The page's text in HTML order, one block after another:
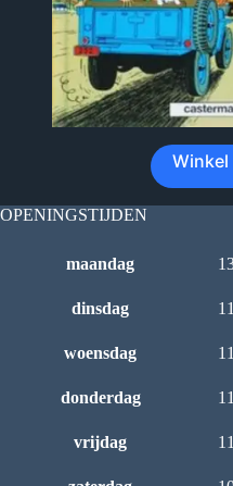
Winkel
OPENINGSTIJDEN
maandag
dinsdag
woensdag
donderdag
vrijdag